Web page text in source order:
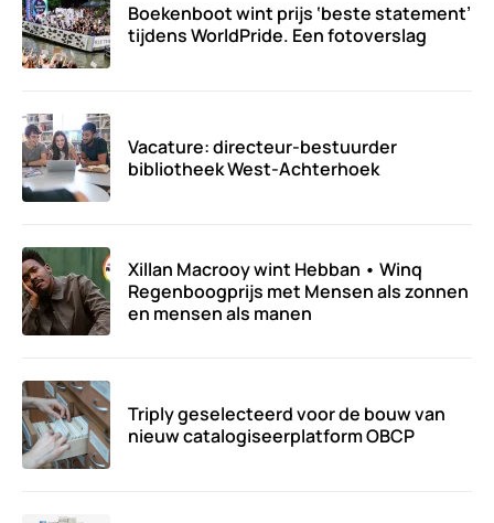
Boekenboot wint prijs ‘beste statement’
tijdens WorldPride. Een fotoverslag
Vacature: directeur-bestuurder
bibliotheek West-Achterhoek
Xillan Macrooy wint Hebban • Winq
Regenboogprijs met Mensen als zonnen
en mensen als manen
Triply geselecteerd voor de bouw van
nieuw catalogiseerplatform OBCP